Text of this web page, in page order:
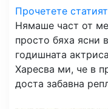
Прочетете
Нямаше част от
просто бяха ясни
годишната актриса
Харесва ми, че в
доста забавна